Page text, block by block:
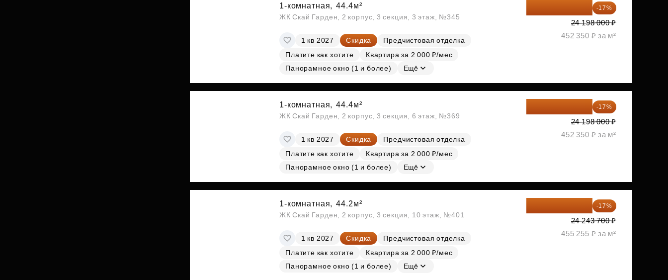
1-комнатная, 44.4м²
ЖК Скай Гарден, 2 корпус, 3 секция, 3 этаж, №345
1 кв 2027 Скидка
Предчистовая отделка
Платите как хотите
Квартира за 2 000 ₽/мес
Панорамное окно (1 и более)
Ещё
-17%
24 198 000 ₽
452 350 ₽ за м²
1-комнатная, 44.4м²
ЖК Скай Гарден, 2 корпус, 3 секция, 6 этаж, №369
1 кв 2027 Скидка
Предчистовая отделка
Платите как хотите
Квартира за 2 000 ₽/мес
Панорамное окно (1 и более)
Ещё
-17%
24 198 000 ₽
452 350 ₽ за м²
1-комнатная, 44.2м²
ЖК Скай Гарден, 2 корпус, 3 секция, 10 этаж, №401
1 кв 2027 Скидка
Предчистовая отделка
Платите как хотите
Квартира за 2 000 ₽/мес
Панорамное окно (1 и более)
Ещё
-17%
24 243 700 ₽
455 255 ₽ за м²